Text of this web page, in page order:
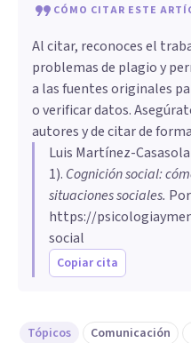
CÓMO CITAR ESTE
Al citar, reconoces el
problemas de plagio y
a las fuentes originales
o verificar datos.
autores y de citar de
Luis Martínez-
1). Cognición social:
situaciones sociales.
https://
social
Copiar cita
Tópicos Comunicación